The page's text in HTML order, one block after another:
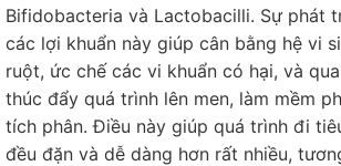
Bifidobacteria và Lactobacilli. Sự phát
các lợi khuẩn này giúp cân bằng hệ vi
ruột, ức chế các vi khuẩn có hại, và
thúc đẩy quá trình lên men, làm mềm
tích phân. Điều này giúp quá trình đi
đều đặn và dễ dàng hơn rất nhiều,